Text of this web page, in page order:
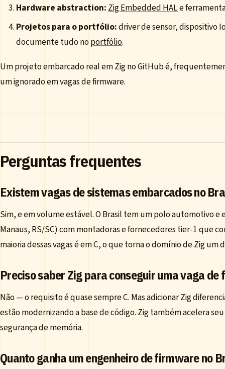
Hardware abstraction: Zig Embedded HALe
Projetos para o portfólio:driver de sensor, dispositivo
documente tudo noportfólio.
Um projeto embarcado real em Zig no GitHub é,
um ignorado em vagas de firmware.
Perguntas frequentes
Existem vagas de sistemas embarcados no
Sim, e em volume estável. O Brasil tem um polo automotivo
Manaus, RS/SC) com montadoras e fornecedores tier-1 que
maioria dessas vagas é em C, o que torna o domínio de Zig um
Preciso saber Zig para conseguir uma vaga
Não — o requisito é quase sempre C. Mas adicionar Zig
estão modernizando a base de código. Zig também acelera
segurança de memória.
Quanto ganha um engenheiro de firmware no